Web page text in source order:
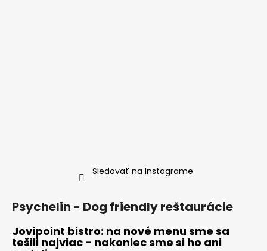
Sledovať na Instagrame
Psychelin - Dog friendly reštaurácie
Jovipoint bistro: na nové menu sme sa
tešili najviac - nakoniec sme si ho ani